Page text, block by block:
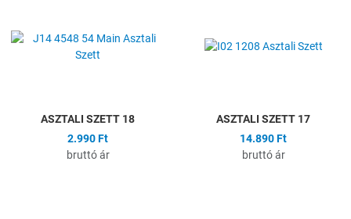
Összehasonlítás
ASZTALI SZETT 18
2.990 Ft
bruttó ár
ASZTALI SZETT 17
14.890 Ft
bruttó ár